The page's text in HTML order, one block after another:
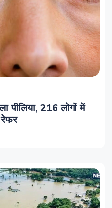
पीलिया, 216 लोगों में
रेफर